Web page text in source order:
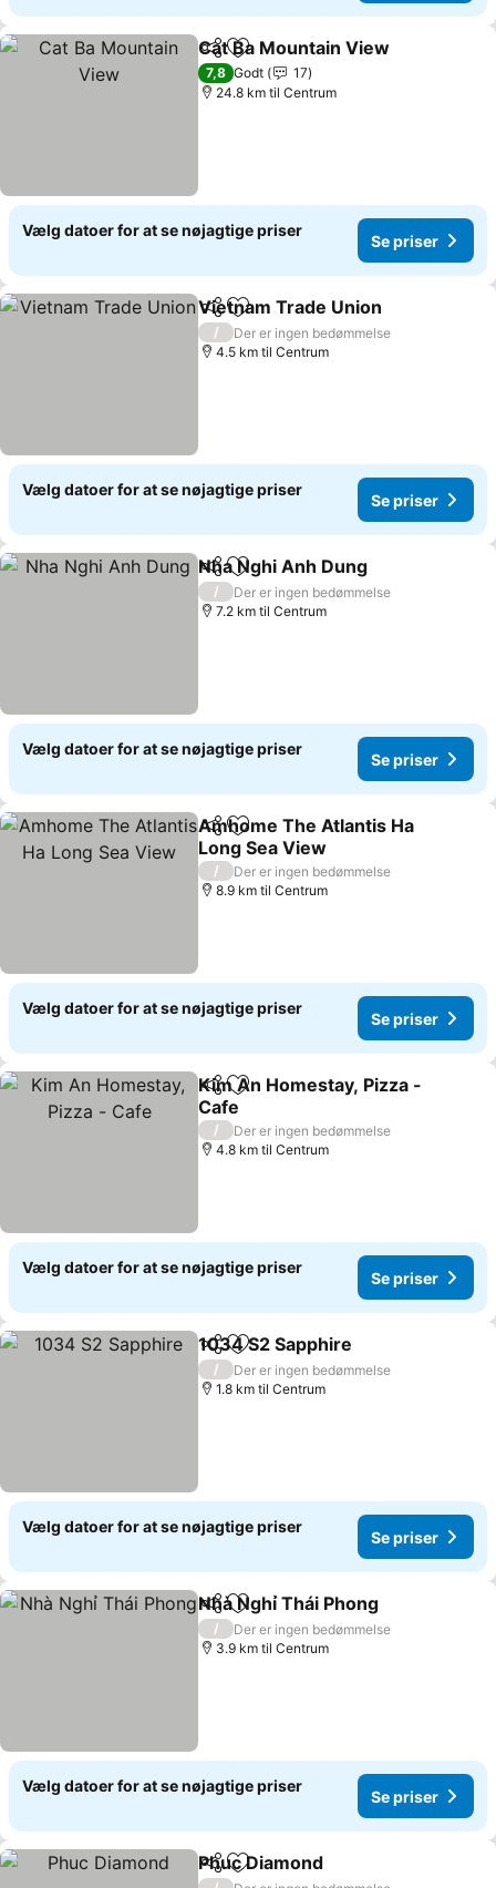
Del Føj til favoritter
Cat Ba Mountain View
7,8 Godt
17
24.8 km til Centrum
Vælg datoer for at se nøjagtige priser
Se priser
Del Føj til favoritter
Vietnam Trade Union
/
Der er ingen bedømmelse
4.5 km til Centrum
Vælg datoer for at se nøjagtige priser
Se priser
Del Føj til favoritter
Nha Nghi Anh Dung
/
Der er ingen bedømmelse
7.2 km til Centrum
Vælg datoer for at se nøjagtige priser
Se priser
Del Føj til favoritter
Amhome The Atlantis Ha
Long Sea View
/
Der er ingen bedømmelse
8.9 km til Centrum
Vælg datoer for at se nøjagtige priser
Se priser
Del Føj til favoritter
Kim An Homestay, Pizza -
Cafe
/
Der er ingen bedømmelse
4.8 km til Centrum
Vælg datoer for at se nøjagtige priser
Se priser
Del Føj til favoritter
1034 S2 Sapphire
/
Der er ingen bedømmelse
1.8 km til Centrum
Vælg datoer for at se nøjagtige priser
Se priser
Del Føj til favoritter
Nhà Nghỉ Thái Phong
/
Der er ingen bedømmelse
3.9 km til Centrum
Vælg datoer for at se nøjagtige priser
Se priser
Del Føj til favoritter
Phuc Diamond